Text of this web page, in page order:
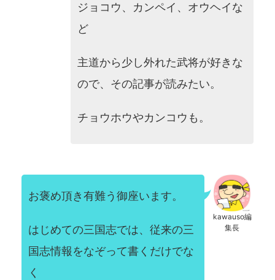
ジョコウ、カンペイ、オウヘイな
ど
主道から少し外れた武将が好きな
ので、その記事が読みたい。
チョウホウやカンコウも。
kawauso編
集長
お褒め頂き有難う御座います。
はじめての三国志では、従来の三
国志情報をなぞって書くだけでな
く